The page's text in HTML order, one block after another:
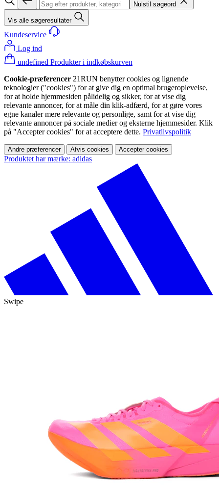
Nulstil søgeord
Vis alle søgeresultater
Kundeservice
Log ind
undefined Produkter i indkøbskurven
Cookie-præferencer 21RUN benytter cookies og lignende
teknologier ("cookies") for at give dig en optimal brugeroplevelse,
for at holde hjemmesiden pålidelig og sikker, for at vise dig
relevante annoncer, for at måle din klik-adfærd, for at gøre vores
egne kanaler mere relevante og personlige, samt for at vise dig
relevante annoncer på sociale medier og eksterne hjemmesider. Klik
på "Accepter cookies" for at acceptere dette. Privatlivspolitik
Andre præferencer Afvis cookies Accepter cookies
Produktet har mærke: adidas
Swipe